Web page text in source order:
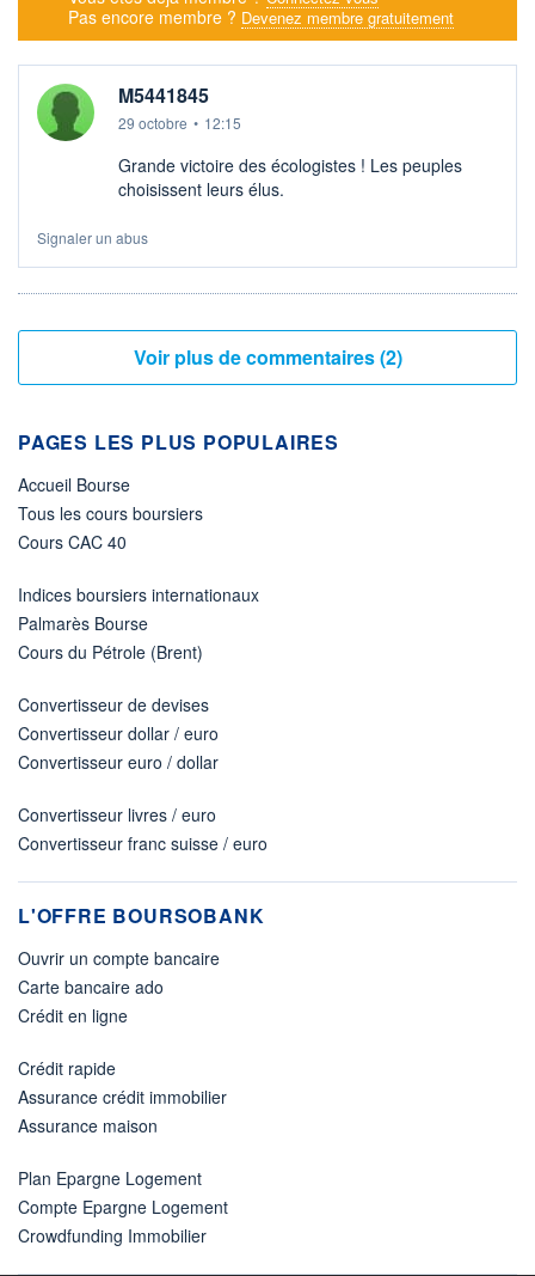
Pas encore membre ? Devenez membre gratuitement
M5441845
29 octobre • 12:15
Grande victoire des écologistes ! Les peuples
choisissent leurs élus.
Signaler un abus
Voir plus de commentaires (2)
PAGES LES PLUS POPULAIRES
Accueil Bourse
Tous les cours boursiers
Cours CAC 40
Indices boursiers internationaux
Palmarès Bourse
Cours du Pétrole (Brent)
Convertisseur de devises
Convertisseur dollar / euro
Convertisseur euro / dollar
Convertisseur livres / euro
Convertisseur franc suisse / euro
L'OFFRE BOURSOBANK
Ouvrir un compte bancaire
Carte bancaire ado
Crédit en ligne
Crédit rapide
Assurance crédit immobilier
Assurance maison
Plan Epargne Logement
Compte Epargne Logement
Crowdfunding Immobilier